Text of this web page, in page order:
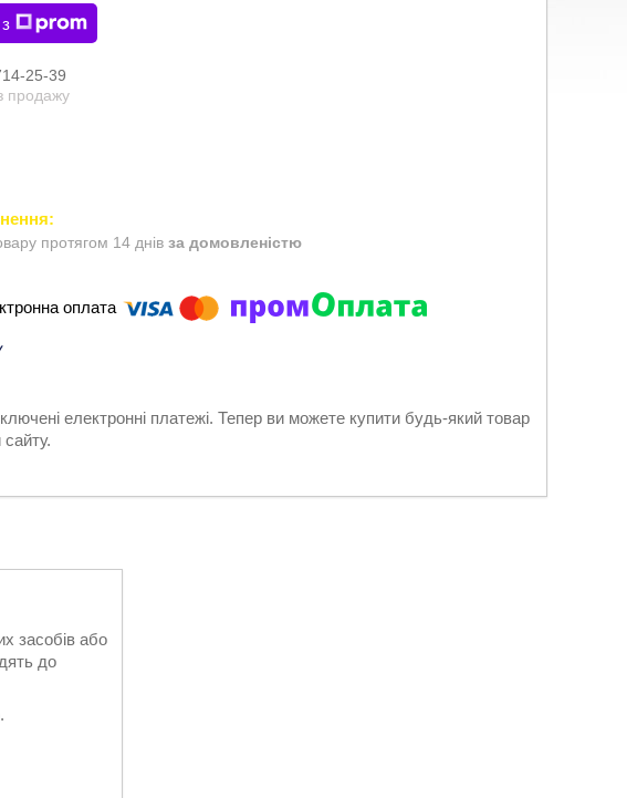
25-39
продажу
протягом 14 днів за домовленістю
електронні платежі. Тепер ви можете купити будь-який товар
засобів або
до